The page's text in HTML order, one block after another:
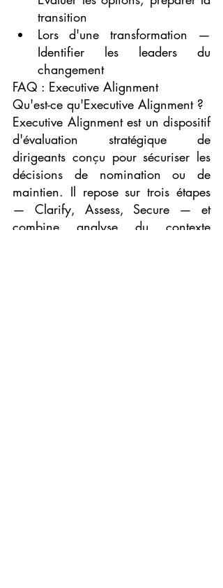
transition
Lors d'une transformation —
Identifier les leaders du
changement
FAQ : Executive Alignment
Qu'est-ce qu'Executive Alignment ?
Executive Alignment est un dispositif
d'évaluation stratégique de
dirigeants conçu pour sécuriser les
décisions de nomination ou de
maintien. Il repose sur trois étapes
— Clarify, Assess, Secure — et
combine analyse du contexte